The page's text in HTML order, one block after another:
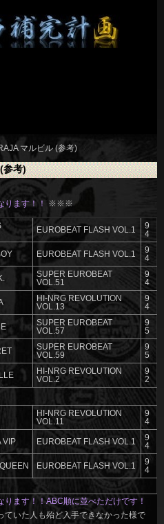
マルビル (参考)
参考)
ります！！ ※※※
EUROBEAT FLASH VOL.1
9
4
EUROBEAT FLASH VOL.1
9
4
SUPER EUROBEAT
VOL.51
9
4
HI-NRG REVOLUTION
VOL.13
9
4
SUPER EUROBEAT
VOL.57
9
5
SUPER EUROBEAT
VOL.59
9
5
HI-NRG REVOLUTION
VOL.2
9
2
HI-NRG REVOLUTION
VOL.11
9
4
VIP EUROBEAT FLASH VOL.1
9
4
EUROBEAT FLASH VOL.1
9
4
ります！！ABC順に並べただけです！
いた人も殆ど入手できなかった様で